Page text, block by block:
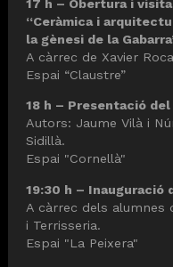
17 h – Obertura i
“Ceràmica i
la gènesi de la
A càrrec de Xavier
Espai “Claustre”
18 h – Presentació
Autors: Jaume Vilà i
Sidillà.
Espai "Cornellà"
19:30 h – Inauguració
A càrrec dels alumnes
i Terrisseria.
Espai "La Peixera"